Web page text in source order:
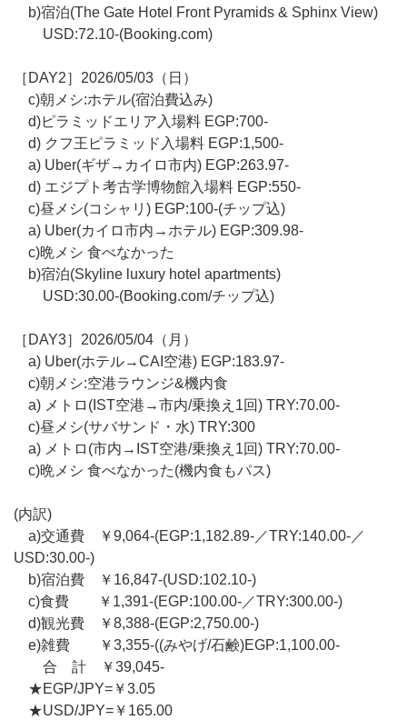
b)宿泊(The Gate Hotel Front Pyramids & Sphinx View)
USD:72.10-(Booking.com)
［DAY2］2026/05/03（日）
c)朝メシ:ホテル(宿泊費込み)
d)ピラミッドエリア入場料 EGP:700-
d) クフ王ピラミッド入場料 EGP:1,500-
a) Uber(ギザ→カイロ市内) EGP:263.97-
d) エジプト考古学博物館入場料 EGP:550-
c)昼メシ(コシャリ) EGP:100-(チップ込)
a) Uber(カイロ市内→ホテル) EGP:309.98-
c)晩メシ 食べなかった
b)宿泊(Skyline luxury hotel apartments)
USD:30.00-(Booking.com/チップ込)
［DAY3］2026/05/04（月）
a) Uber(ホテル→CAI空港) EGP:183.97-
c)朝メシ:空港ラウンジ&機内食
a) メトロ(IST空港→市内/乗換え1回) TRY:70.00-
c)昼メシ(サバサンド・水) TRY:300
a) メトロ(市内→IST空港/乗換え1回) TRY:70.00-
c)晩メシ 食べなかった(機内食もパス)
(内訳)
a)交通費 ￥9,064-(EGP:1,182.89-／TRY:140.00-／
USD:30.00-)
b)宿泊費 ￥16,847-(USD:102.10-)
c)食費 ￥1,391-(EGP:100.00-／TRY:300.00-)
d)観光費 ￥8,388-(EGP:2,750.00-)
e)雑費 ￥3,355-((みやげ/石鹸)EGP:1,100.00-
合 計 ￥39,045-
★EGP/JPY=￥3.05
★USD/JPY=￥165.00